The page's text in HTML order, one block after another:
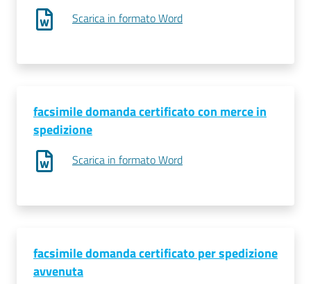
Prenotazioni
Pagamenti
on line
Scarica in formato Word
facsimile domanda certificato con merce in
spedizione
Scarica in formato Word
facsimile domanda certificato per spedizione
avvenuta